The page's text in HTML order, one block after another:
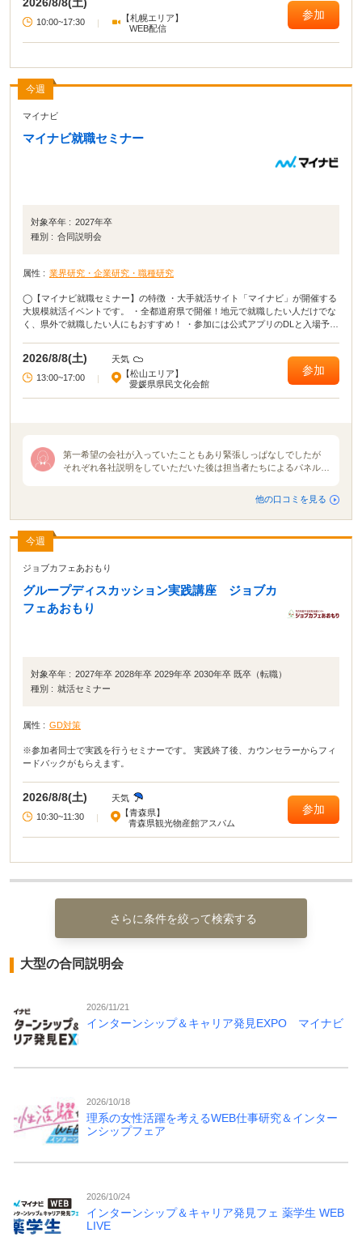
10:00~17:30
【札幌エリア】
WEB配信
参加
今週
マイナビ
マイナビ就職セミナー
対象卒年 : 2027年卒
種別 : 合同説明会
属性 : 業界研究・企業研究・職種研究
◯【マイナビ就職セミナー】の特徴 ・大手就活サイト「マイナビ」が開催する
大規模就活イベントです。 ・全都道府県で開催！地元で就職したい人だけでな
く、県外で就職したい人にもおすすめ！ ・参加には公式アプリのDLと入場予約
す。 ◯イベカツ編集部review 主要都市だけではなく、全都道府県でおこな
われる貴重な就活イベント！ 「田舎に住んでいてなかなか就活イベントに参加
できない」「地元の企業が集まるイベントに参加したい」という方は、ぜひマ
イナビ就職セミナーに参加してください！ イベントによっては、入場予約特典
が貰えたり講座に参加したりできます。 就活イベントの中でも有名＆大規模な
2026/8/8(土)
天気
13:00~17:00
【松山エリア】
愛媛県県民文化会館
参加
第一希望の会社が入っていたこともあり緊張しっぱなしでしたが
それぞれ各社説明をしていただいた後は担当者たちによるパネルデ
通の説明会でしたらもっとたっぷり時間をかけて説明をしてくれる
のですが、今回は会社の魅力などを伝えてもらものなので参加した
私たちは「え？もう終わり？」と思いました。ですがパネルディス
が解禁される月初に行う合同説明会が1番活気で溢れていたと思い
ます。規模も大きかったですまた名前が知られている大手企業の説
明会ブースには就活生が集中しがちだと思いました。
他の口コミを見る
今週
ジョブカフェあおもり
グループディスカッション実践講座 ジョブカ
フェあおもり
対象卒年 : 2027年卒 2028年卒 2029年卒 2030年卒 既卒（転職）
種別 : 就活セミナー
属性 : GD対策
※参加者同士で実践を行うセミナーです。 実践終了後、カウンセラーからフィ
ードバックがもらえます。
2026/8/8(土)
天気
10:30~11:30
【青森県】
青森県観光物産館アスパム
参加
さらに条件を絞って検索する
大型の合同説明会
2026/11/21
インターンシップ＆キャリア発見EXPO マイナビ
2026/10/18
理系の女性活躍を考えるWEB仕事研究＆インター
ンシップフェア
2026/10/24
インターンシップ＆キャリア発見フェ 薬学生 WEB
LIVE